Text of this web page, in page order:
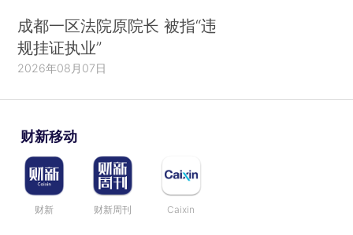
成都一区法院原院长 被指“违
规挂证执业”
2026年08月07日
财新移动
财新 财新周刊 Caixin